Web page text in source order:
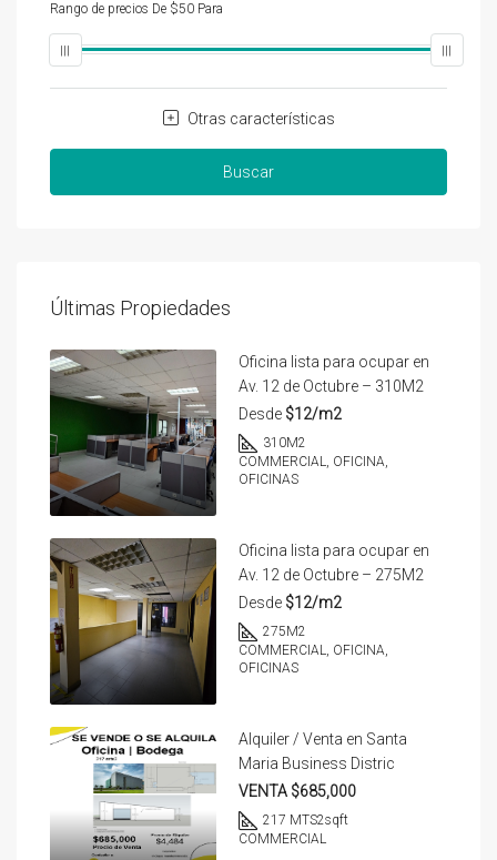
Rango de precios De $50 Para
Otras características
Buscar
Últimas Propiedades
Oficina lista para ocupar en
Av. 12 de Octubre – 310M2
Desde $12/m2
310M2
COMMERCIAL, OFICINA,
OFICINAS
Oficina lista para ocupar en
Av. 12 de Octubre – 275M2
Desde $12/m2
275M2
COMMERCIAL, OFICINA,
OFICINAS
Alquiler / Venta en Santa
Maria Business Distric
VENTA $685,000
217 MTS2sqft
COMMERCIAL